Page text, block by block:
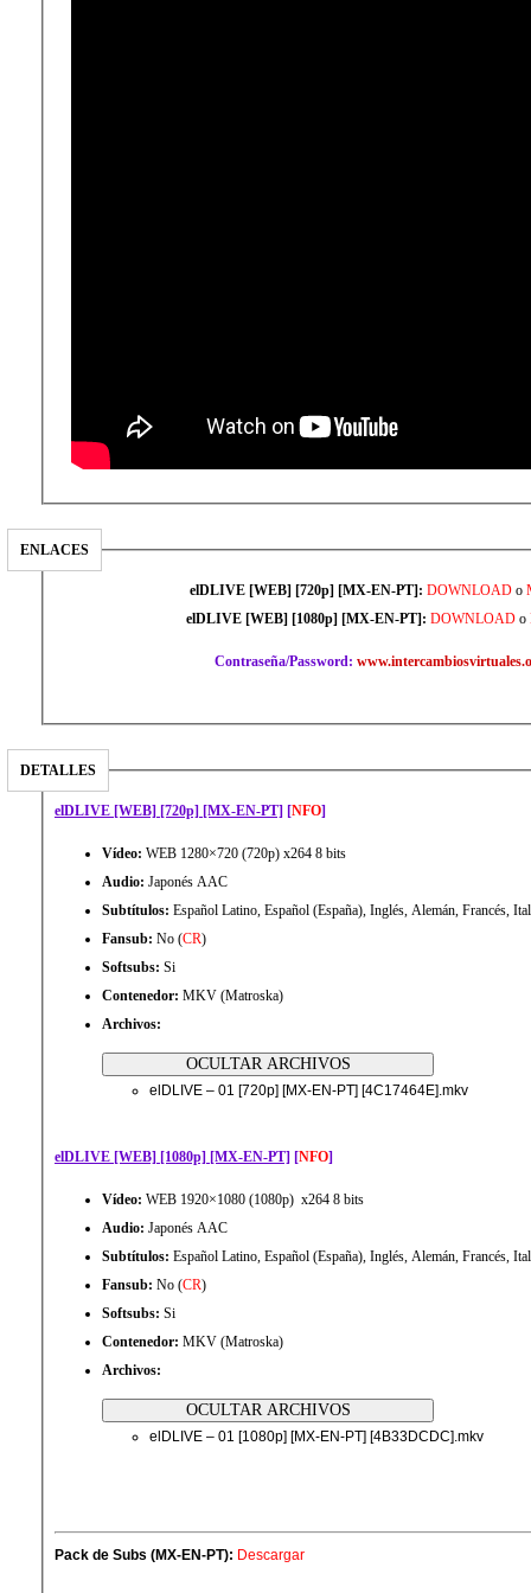
ENLACES
elDLIVE [WEB] [720p] [MX-EN-PT]: DOWNLOAD o
elDLIVE [WEB] [1080p] [MX-EN-PT]: DOWNLOAD o
Contraseña/Password:
DETALLES
elDLIVE [WEB] [720p] [MX-EN-PT] [NFO]
Vídeo: WEB 1280×720 (720p) x264 8 bits
Audio: Japonés AAC
Subtítulos: Español Latino, Español (España), Inglés, Alemán, Francés,
Fansub: No (CR)
Softsubs: Si
Contenedor: MKV (Matroska)
Archivos:
elDLIVE – 01 [720p] [MX-EN-PT] [4C17464E].mkv
elDLIVE [WEB] [1080p] [MX-EN-PT] [NFO]
Vídeo: WEB 1920×1080 (1080p) x264 8 bits
Audio: Japonés AAC
Subtítulos: Español Latino, Español (España), Inglés, Alemán, Francés,
Fansub: No (CR)
Softsubs: Si
Contenedor: MKV (Matroska)
Archivos:
elDLIVE – 01 [1080p] [MX-EN-PT] [4B33DCDC].mkv
Pack de Subs (MX-EN-PT): Descargar